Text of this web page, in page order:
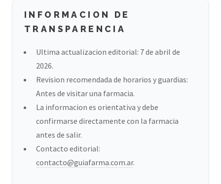
INFORMACION DE
TRANSPARENCIA
Ultima actualizacion editorial: 7 de abril de
2026.
Revision recomendada de horarios y guardias:
Antes de visitar una farmacia.
La informacion es orientativa y debe
confirmarse directamente con la farmacia
antes de salir.
Contacto editorial:
contacto@guiafarma.com.ar.